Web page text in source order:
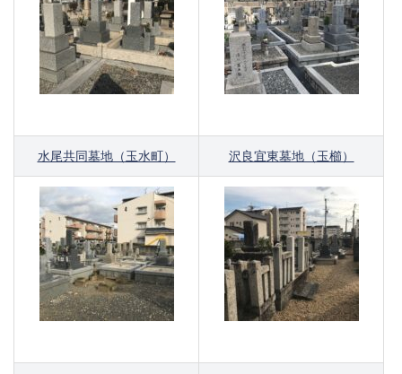
水尾共同墓地（玉水町） 沢良宜東墓地（玉櫛）